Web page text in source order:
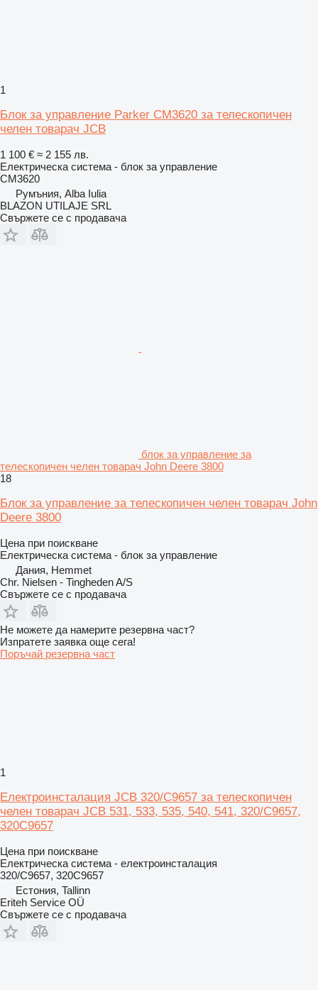
1
Блок за управление Parker CM3620 за телескопичен
челен товарач JCB
1 100 € ≈ 2 155 лв.
Електрическа система - блок за управление
CM3620
Румъния, Alba Iulia
BLAZON UTILAJE SRL
Свържете се с продавача
блок за управление за
телескопичен челен товарач John Deere 3800
18
Блок за управление за телескопичен челен товарач John
Deere 3800
Цена при поискване
Електрическа система - блок за управление
Дания, Hemmet
Chr. Nielsen - Tingheden A/S
Свържете се с продавача
Не можете да намерите резервна част?
Изпратете заявка още сега!
Поръчай резервна част
1
Електроинсталация JCB 320/C9657 за телескопичен
челен товарач JCB 531, 533, 535, 540, 541, 320/C9657,
320C9657
Цена при поискване
Електрическа система - електроинсталация
320/C9657, 320C9657
Естония, Tallinn
Eriteh Service OÜ
Свържете се с продавача